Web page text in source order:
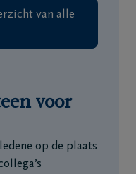
van alle
voor
op de plaats